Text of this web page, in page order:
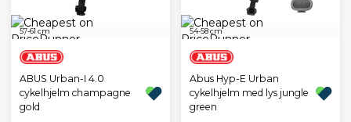
57-61 cm
ABUS Urban-I 4.0
cykelhjelm champagne
gold
54-58 cm
Abus Hyp-E Urban
cykelhjelm med lys jungle
green